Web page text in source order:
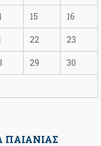
15 16
22 23
29 30
ΠΑΙΑΝΊΑΣ